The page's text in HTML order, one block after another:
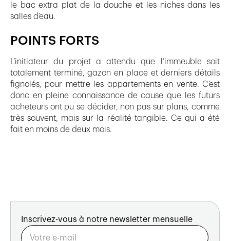
le bac extra plat de la douche et les niches dans les
salles d’eau.
POINTS FORTS
L’initiateur du projet a attendu que l’immeuble soit
totalement terminé, gazon en place et derniers détails
fignolés, pour mettre les appartements en vente. C’est
donc en pleine connaissance de cause que les futurs
acheteurs ont pu se décider, non pas sur plans, comme
très souvent, mais sur la réalité tangible. Ce qui a été
fait en moins de deux mois.
Inscrivez-vous à notre newsletter mensuelle